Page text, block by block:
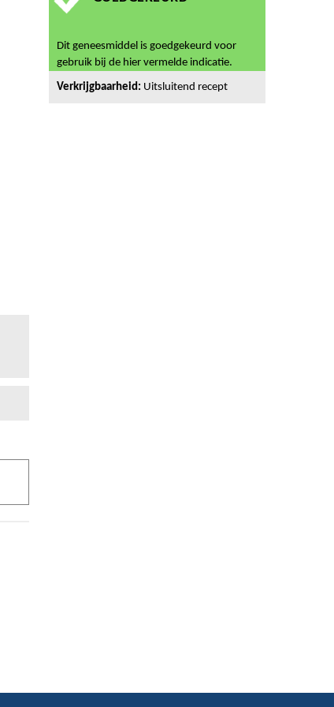
Dit geneesmiddel is goedgekeurd voor
gebruik bij de hier vermelde indicatie.
Verkrijgbaarheid: Uitsluitend recept